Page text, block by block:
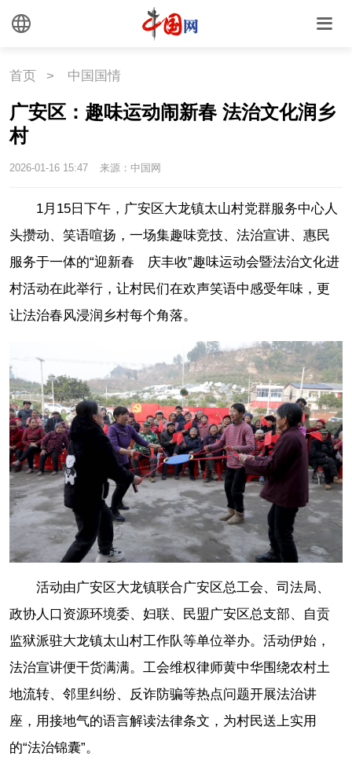
首页 > 中国国情
广安区：趣味运动闹新春 法治文化润乡
村
2026-01-16 15:47 来源：中国网
1月15日下午，广安区大龙镇太山村党群服务中心人
头攒动、笑语喧扬，一场集趣味竞技、法治宣讲、惠民
服务于一体的“迎新春 庆丰收”趣味运动会暨法治文化进
村活动在此举行，让村民们在欢声笑语中感受年味，更
让法治春风浸润乡村每个角落。
活动由广安区大龙镇联合广安区总工会、司法局、
政协人口资源环境委、妇联、民盟广安区总支部、自贡
监狱派驻大龙镇太山村工作队等单位举办。活动伊始，
法治宣讲便干货满满。工会维权律师黄中华围绕农村土
地流转、邻里纠纷、反诈防骗等热点问题开展法治讲
座，用接地气的语言解读法律条文，为村民送上实用
的“法治锦囊”。